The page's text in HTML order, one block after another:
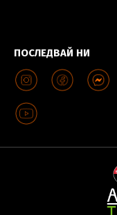
ПОСЛЕДВАЙ НИ